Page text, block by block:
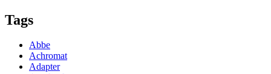
Tags
Abbe
Achromat
Adapter